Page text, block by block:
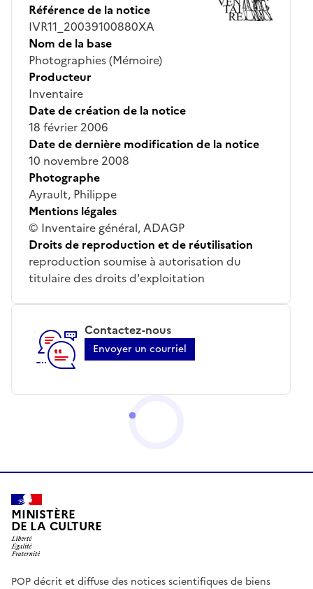
Référence de la notice
IVR11_20039100880XA
Nom de la base
Photographies (Mémoire)
Producteur
Inventaire
Date de création de la notice
18 février 2006
Date de dernière modification de la notice
10 novembre 2008
Photographe
Ayrault, Philippe
Mentions légales
© Inventaire général, ADAGP
Droits de reproduction et de réutilisation
reproduction soumise à autorisation du
titulaire des droits d'exploitation
Contactez-nous
Envoyer un courriel
MINISTÈRE
DE LA CULTURE
POP décrit et diffuse des notices scientifiques de biens